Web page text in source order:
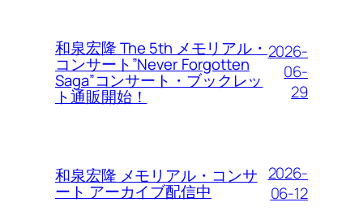
和泉宏隆 The 5th メモリアル・
コンサート”Never Forgotten
Saga”コンサート・ブックレッ
ト通販開始！
2026-
06-
29
和泉宏隆 メモリアル・コンサ
ート アーカイブ配信中
2026-
06-12